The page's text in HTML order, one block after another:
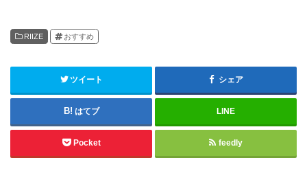
RIIZE おすすめ
ツイート シェア
はてブ LINE
Pocket feedly